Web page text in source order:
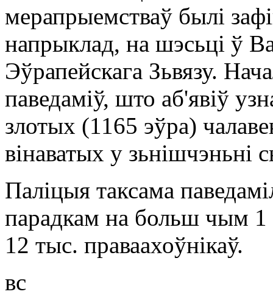
мерапрыемстваў былі
напрыклад, на шэсьці ў
Эўрапейскага Зьвязу.
паведаміў, што аб'явіў
злотых (1165 эўра)
вінаватых у зьнішчэньні
Паліцыя таксама
парадкам на больш чым 1
12 тыс. праваахоўнікаў.
вс